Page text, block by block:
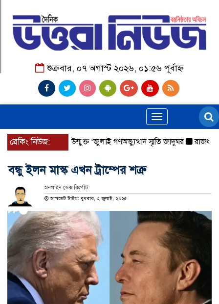
শুক্রবার, ০৭ অগাস্ট ২০২৬, ০১:৫৬ পূর্বাহ্ন
Toggle
navigation
ব্রেকিং নিউজ:
আজ থেকে উন্মুক্ত ‘জুলাই গণঅভ্যুত্থান স্মৃতি জাদুঘর রাজধানীর
বন্ধু ইলন মাস্ক এখন ট্রাম্পের শত্রু
অনলাইন ডেক্স রির্পোট
আপডেট টাইম: বুধবার, ২ জুলাই, ২০২৫